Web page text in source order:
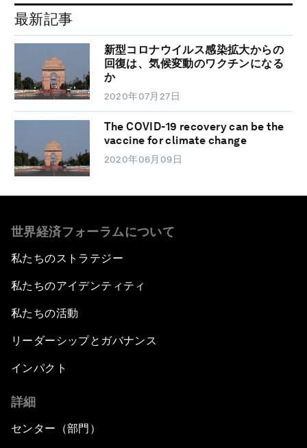
最新記事
新型コロナウイルス感染拡大からの
回復は、気候変動のワクチンになる
か
2020年07月27日
The COVID-19 recovery can be the
vaccine for climate change
2020年06月09日
世界経済フォーラムについて
私たちのストラテジー
私たちのアイデンティティ
私たちの活動
リーダーシップとガバナンス
インパクト
詳細
センター（部門）